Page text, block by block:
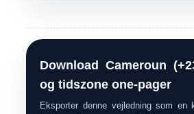
Download Cameroun
og tidszone one-pager
Eksporter denne vejledning som en